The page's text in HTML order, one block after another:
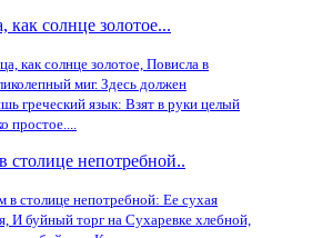
как солнце золотое...
как солнце золотое, Повисла в
миг. Здесь должен
греческий язык: Взят в руки целый
простое....
столице непотребной..
в столице непотребной: Ее сухая
И буйный торг на Сухаревке хлебной,